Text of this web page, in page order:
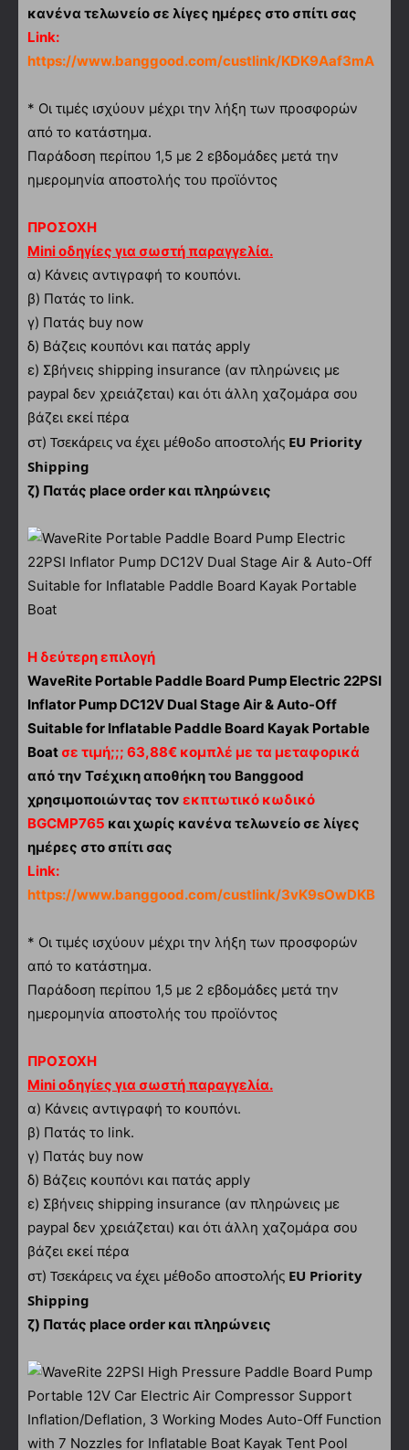
κανένα τελωνείο σε λίγες ημέρες στο σπίτι σας
Link:
https://www.banggood.com/custlink/KDK9Aaf3mA
* Οι τιμές ισχύουν μέχρι την λήξη των προσφορών
από το κατάστημα.
Παράδοση περίπου 1,5 με 2 εβδομάδες μετά την
ημερομηνία αποστολής του προϊόντος
ΠΡΟΣΟΧΗ
Mini οδηγίες για σωστή παραγγελία.
α) Κάνεις αντιγραφή το κουπόνι.
β) Πατάς το link.
γ) Πατάς buy now
δ) Βάζεις κουπόνι και πατάς apply
ε) Σβήνεις shipping insurance (αν πληρώνεις με
paypal δεν χρειάζεται) και ότι άλλη χαζομάρα σου
βάζει εκεί πέρα
στ) Τσεκάρεις να έχει μέθοδο αποστολής EU Priority
Shipping
ζ) Πατάς place order και πληρώνεις
Η δεύτερη επιλογή
WaveRite Portable Paddle Board Pump Electric 22PSI
Inflator Pump DC12V Dual Stage Air & Auto-Off
Suitable for Inflatable Paddle Board Kayak Portable
Boat σε τιμή;;; 63,88€ κομπλέ με τα μεταφορικά
από την Τσέχικη αποθήκη του Banggood
χρησιμοποιώντας τον εκπτωτικό κωδικό
BGCMP765 και χωρίς κανένα τελωνείο σε λίγες
ημέρες στο σπίτι σας
Link:
https://www.banggood.com/custlink/3vK9sOwDKB
* Οι τιμές ισχύουν μέχρι την λήξη των προσφορών
από το κατάστημα.
Παράδοση περίπου 1,5 με 2 εβδομάδες μετά την
ημερομηνία αποστολής του προϊόντος
ΠΡΟΣΟΧΗ
Mini οδηγίες για σωστή παραγγελία.
α) Κάνεις αντιγραφή το κουπόνι.
β) Πατάς το link.
γ) Πατάς buy now
δ) Βάζεις κουπόνι και πατάς apply
ε) Σβήνεις shipping insurance (αν πληρώνεις με
paypal δεν χρειάζεται) και ότι άλλη χαζομάρα σου
βάζει εκεί πέρα
στ) Τσεκάρεις να έχει μέθοδο αποστολής EU Priority
Shipping
ζ) Πατάς place order και πληρώνεις